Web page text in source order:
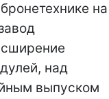
на
над
выпуском